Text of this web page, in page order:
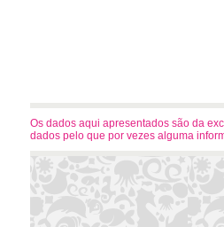
Os dados aqui apresentados são da
dados pelo que por vezes alguma